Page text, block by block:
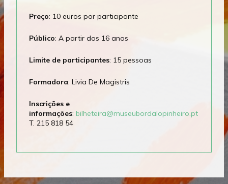
Preço: 10 euros por participante
Público: A partir dos 16 anos
Limite de participantes: 15 pessoas
Formadora: Livia De Magistris
Inscrições e
informações: bilheteira@museubordalopinheiro.pt
T. 215 818 54